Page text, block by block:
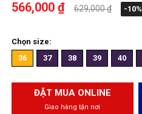
566,000 ₫ 629,000 ₫ -10%
Chọn size:
36
37 38 39 40
ĐẶT MUA ONLINE
Giao hàng tận nơi